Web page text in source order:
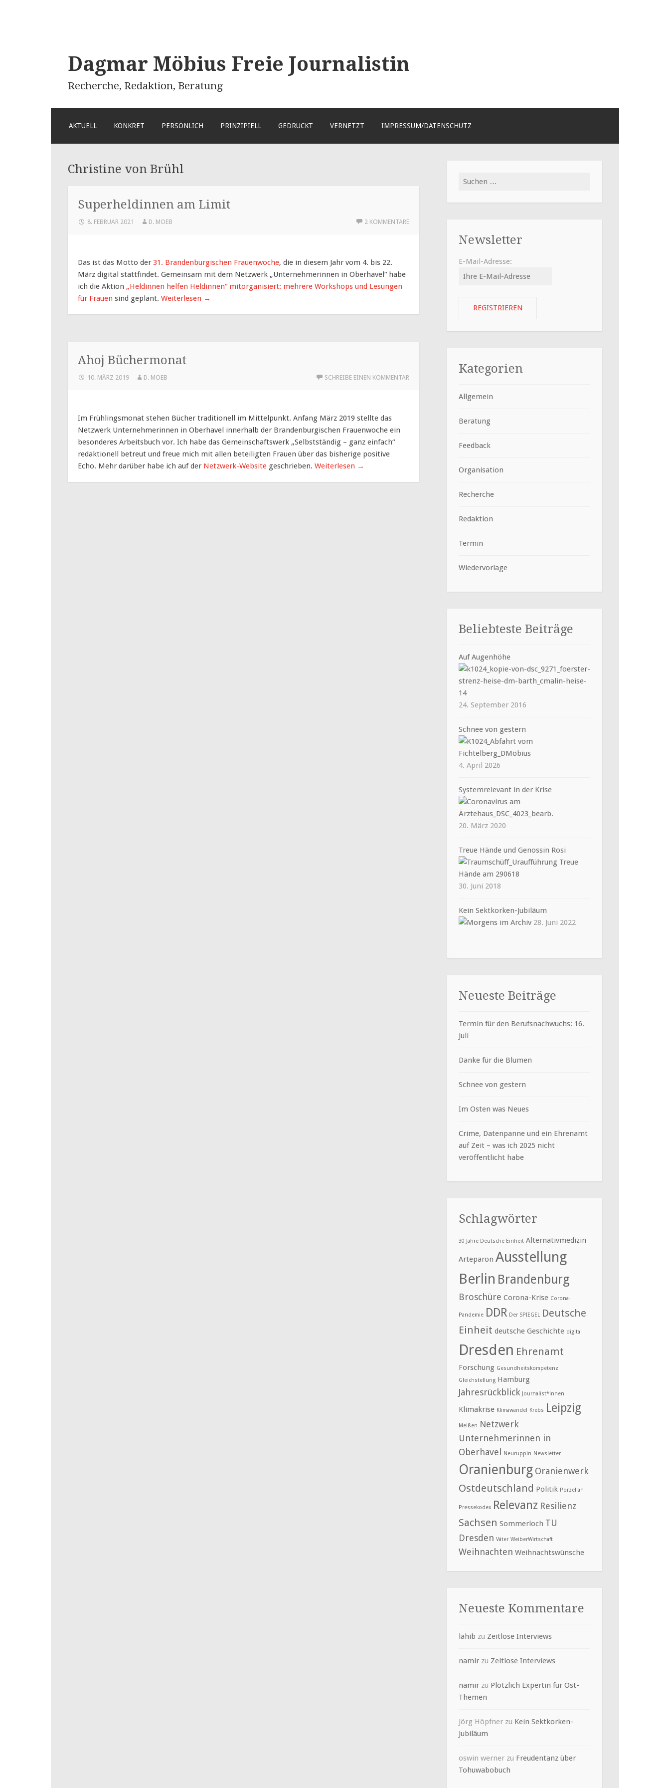
Dagmar Möbius Freie Journalistin
Recherche, Redaktion, Beratung
SPRINGEN
AKTUELL KONKRET PERSÖNLICH PRINZIPIELL GEDRUCKT VERNETZT IMPRESSUM/DATENSCHUTZ
Christine von Brühl
Superheldinnen am Limit
8. FEBRUAR 2021 D. MOEB 2 KOMMENTARE
Das ist das Motto der 31. Brandenburgischen Frauenwoche, die in diesem Jahr vom 4. bis 22.
März digital stattfindet. Gemeinsam mit dem Netzwerk „Unternehmerinnen in Oberhavel“ habe
ich die Aktion „Heldinnen helfen Heldinnen“ mitorganisiert: mehrere Workshops und Lesungen
für Frauen sind geplant. Weiterlesen →
Ahoj Büchermonat
10. MÄRZ 2019 D. MOEB SCHREIBE EINEN KOMMENTAR
Im Frühlingsmonat stehen Bücher traditionell im Mittelpunkt. Anfang März 2019 stellte das
Netzwerk Unternehmerinnen in Oberhavel innerhalb der Brandenburgischen Frauenwoche ein
besonderes Arbeitsbuch vor. Ich habe das Gemeinschaftswerk „Selbstständig – ganz einfach“
redaktionell betreut und freue mich mit allen beteiligten Frauen über das bisherige positive
Echo. Mehr darüber habe ich auf der Netzwerk-Website geschrieben. Weiterlesen →
Suchen
Newsletter
E-Mail-Adresse:
Kategorien
Allgemein
Beratung
Feedback
Organisation
Recherche
Redaktion
Termin
Wiedervorlage
Beliebteste Beiträge
Auf Augenhöhe
24. September 2016
Schnee von gestern
4. April 2026
Systemrelevant in der Krise
20. März 2020
Treue Hände und Genossin Rosi
30. Juni 2018
Kein Sektkorken-Jubiläum
28. Juni 2022
Neueste Beiträge
Termin für den Berufsnachwuchs: 16.
Juli
Danke für die Blumen
Schnee von gestern
Im Osten was Neues
Crime, Datenpanne und ein Ehrenamt
auf Zeit – was ich 2025 nicht
veröffentlicht habe
Schlagwörter
30 Jahre Deutsche Einheit Alternativmedizin
Arteparon Ausstellung
Berlin Brandenburg
Broschüre Corona-Krise Corona-
Pandemie DDR Der SPIEGEL Deutsche
Einheit deutsche Geschichte digital
Dresden Ehrenamt
Forschung Gesundheitskompetenz
Gleichstellung Hamburg
Jahresrückblick Journalist*innen
Klimakrise Klimawandel Krebs Leipzig
Meißen Netzwerk
Unternehmerinnen in
Oberhavel
Neuruppin Newsletter
Oranienburg Oranienwerk
Ostdeutschland Politik Porzellan
Pressekodex Relevanz Resilienz
Sachsen Sommerloch TU
Dresden Väter WeiberWirtschaft
Weihnachten Weihnachtswünsche
Neueste Kommentare
lahib zu Zeitlose Interviews
namir zu Zeitlose Interviews
namir zu Plötzlich Expertin für Ost-
Themen
Jörg Höpfner zu Kein Sektkorken-
Jubiläum
oswin werner zu Freudentanz über
Tohuwabobuch